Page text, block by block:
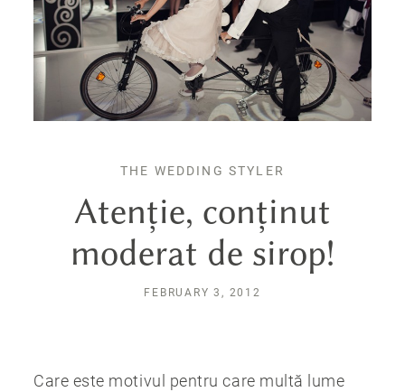
SERVICII & FAQ
PORTOFOLIU
THE WEDDING STYLER
Atenție, conținut
moderat de sirop!
FEBRUARY 3, 2012
Care este motivul pentru care multă lume